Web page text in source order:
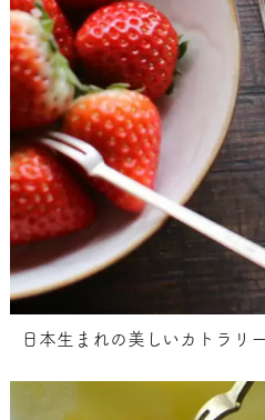
日本生まれの美しいカトラリー